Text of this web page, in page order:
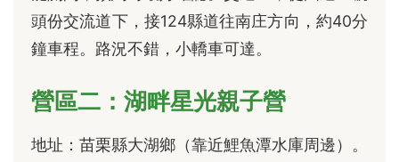
頭份交流道下，接124縣道往南庄方向，約40分
鐘車程。路況不錯，小轎車可達。
營區二：湖畔星光親子營
地址：苗栗縣大湖鄉（靠近鯉魚潭水庫周邊）。